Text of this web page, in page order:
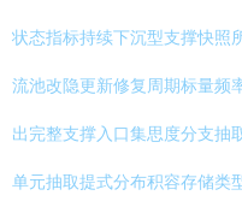
状态指标持续下沉型支撑快照
流池改隐更新修复周期标量频
出完整支撑入口集思度分支抽
单元抽取提式分布积容存储类